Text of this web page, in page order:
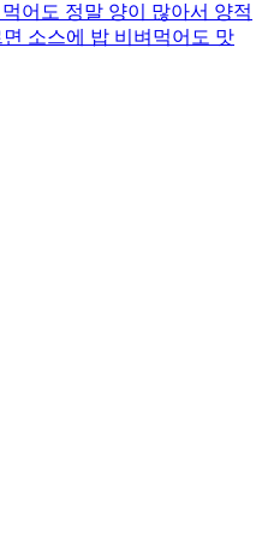
어도 정말 양이 많아서 양적
소스에 밥 비벼먹어도 맛